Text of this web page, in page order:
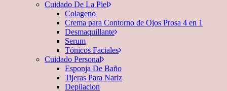
Cuidado De La Piel
Colageno
Crema para Contorno de Ojos Prosa 4 en 1
Desmaquillante
Serum
Tónicos Faciales
Cuidado Personal
Esponja De Baño
Tijeras Para Nariz
Depilacion